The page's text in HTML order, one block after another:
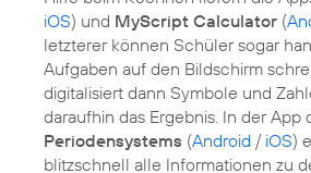
iOS) und MyScript Calculator (
letzterer können Schüler sogar
Aufgaben auf den Bildschirm
digitalisiert dann Symbole und
daraufhin das Ergebnis. In der App
Periodensystems (Android / iOS)
blitzschnell alle Informationen zu